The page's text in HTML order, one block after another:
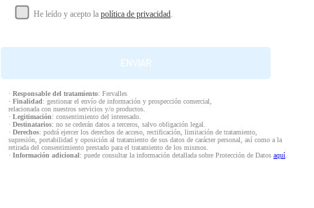
He leído y acepto la política de privacidad.
· Responsable del tratamiento: Fervalles
· Finalidad: gestionar el envío de información y prospección comercial,
relacionada con nuestros servicios y/o productos.
· Legitimación: consentimiento del interesado.
· Destinatarios: no se cederán datos a terceros, salvo obligación legal.
· Derechos: podrá ejercer los derechos de acceso, rectificación, limitación de tratamiento,
supresión, portabilidad y oposición al tratamiento de sus datos de carácter personal, así como a la
retirada del consentimiento prestado para el tratamiento de los mismos.
· Información adicional: puede consultar la información detallada sobre Protección de Datos aquí.